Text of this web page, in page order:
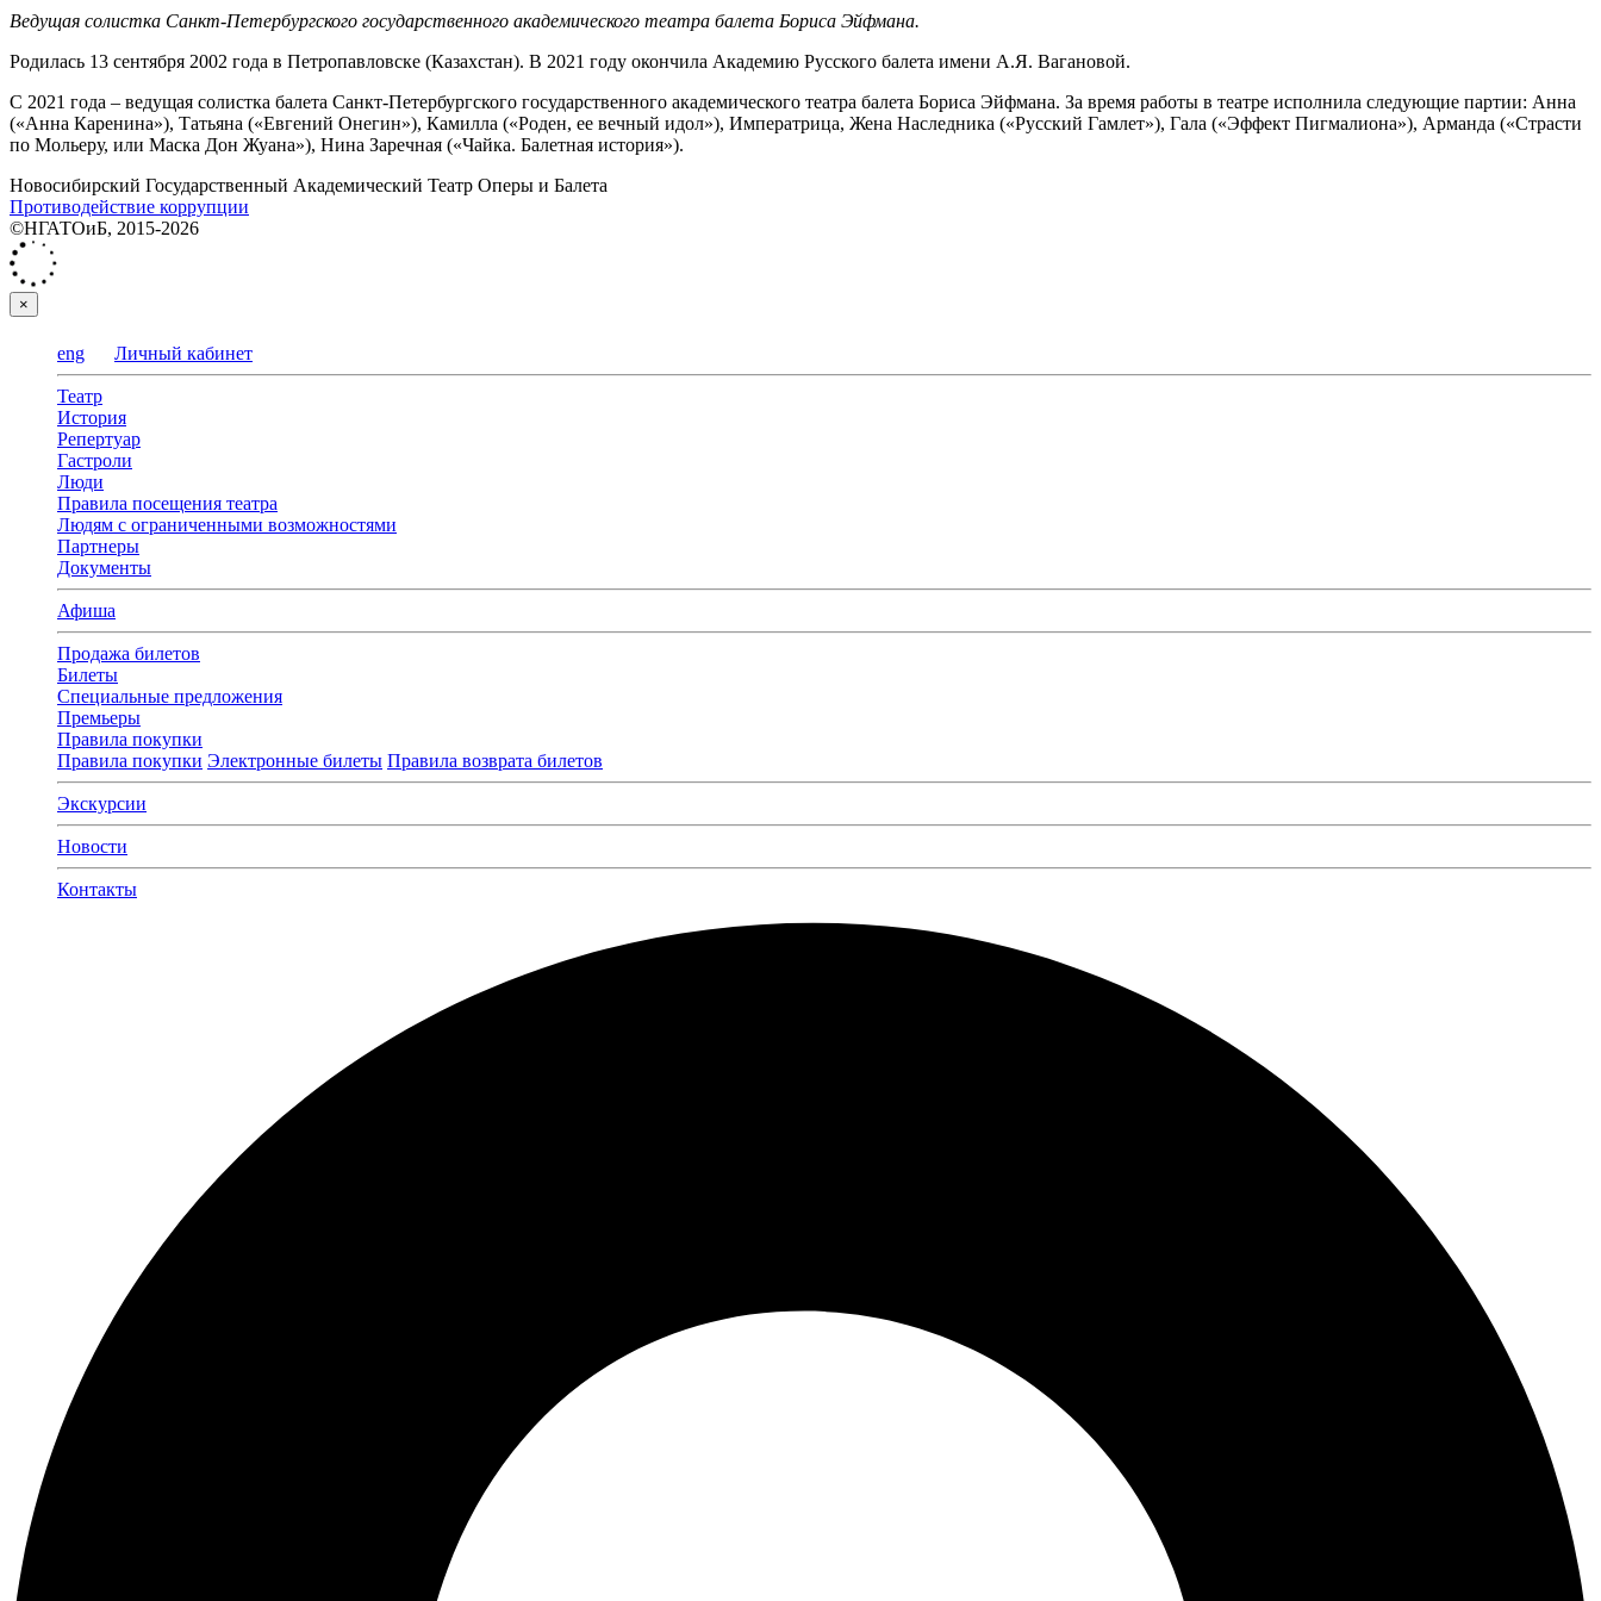
Ведущая солистка Санкт-Петербургского государственного академического театра балета Бориса Эйфмана.
Родилась 13 сентября 2002 года в Петропавловске (Казахстан). В 2021 году окончила Академию Русского балета имени А.Я. Вагановой.
С 2021 года – ведущая солистка балета Санкт-Петербургского государственного академического театра балета Бориса Эйфмана. За время работы в театре исполнила следующие партии: Анна
(«Анна Каренина»), Татьяна («Евгений Онегин»), Камилла («Роден, ее вечный идол»), Императрица, Жена Наследника («Русский Гамлет»), Гала («Эффект Пигмалиона»), Арманда («Страсти
по Мольеру, или Маска Дон Жуана»), Нина Заречная («Чайка. Балетная история»).
Новосибирский Государственный Академический Театр Оперы и Балета
Противодействие коррупции
©НГАТОиБ, 2015-2026
×
eng Личный кабинет
Театр
История
Репертуар
Гастроли
Люди
Правила посещения театра
Людям с ограниченными возможностями
Партнеры
Документы
Афиша
Продажа билетов
Билеты
Специальные предложения
Премьеры
Правила покупки
Правила покупки Электронные билеты Правила возврата билетов
Экскурсии
Новости
Контакты